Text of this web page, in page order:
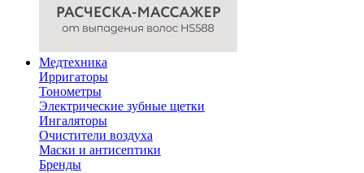
Медтехника
Ирригаторы
Тонометры
Электрические зубные щетки
Ингаляторы
Очистители воздуха
Маски и антисептики
Бренды